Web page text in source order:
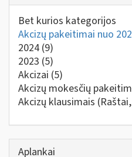
Bet kurios kategorijos
Akcizų pakeitimai nuo
2024 (9)
2023 (5)
Akcizai (5)
Akcizų mokesčių
Akcizų klausimais
Aplankai